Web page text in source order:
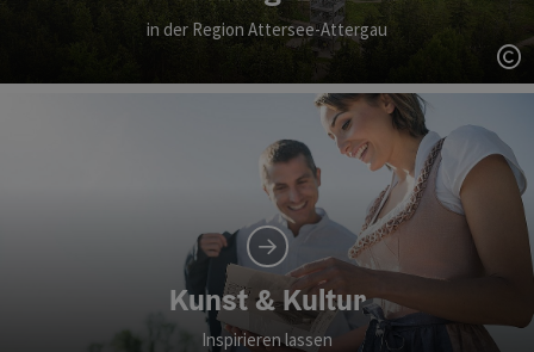
in der Region Attersee-Attergau
Kunst & Kultur
Inspirieren lassen